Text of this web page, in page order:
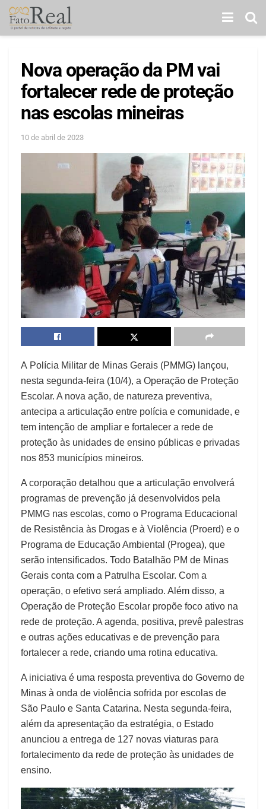
Nova operação da PM vai
fortalecer rede de proteção
nas escolas mineiras
10 de abril de 2023
A Polícia Militar de Minas Gerais (PMMG) lançou,
nesta segunda-feira (10/4), a Operação de Proteção
Escolar. A nova ação, de natureza preventiva,
antecipa a articulação entre polícia e comunidade, e
tem intenção de ampliar e fortalecer a rede de
proteção às unidades de ensino públicas e privadas
nos 853 municípios mineiros.
A corporação detalhou que a articulação envolverá
programas de prevenção já desenvolvidos pela
PMMG nas escolas, como o Programa Educacional
de Resistência às Drogas e à Violência (Proerd) e o
Programa de Educação Ambiental (Progea), que
serão intensificados. Todo Batalhão PM de Minas
Gerais conta com a Patrulha Escolar. Com a
operação, o efetivo será ampliado. Além disso, a
Operação de Proteção Escolar propõe foco ativo na
rede de proteção. A agenda, positiva, prevê palestras
e outras ações educativas e de prevenção para
fortalecer a rede, criando uma rotina educativa.
A iniciativa é uma resposta preventiva do Governo de
Minas à onda de violência sofrida por escolas de
São Paulo e Santa Catarina. Nesta segunda-feira,
além da apresentação da estratégia, o Estado
anunciou a entrega de 127 novas viaturas para
fortalecimento da rede de proteção às unidades de
ensino.